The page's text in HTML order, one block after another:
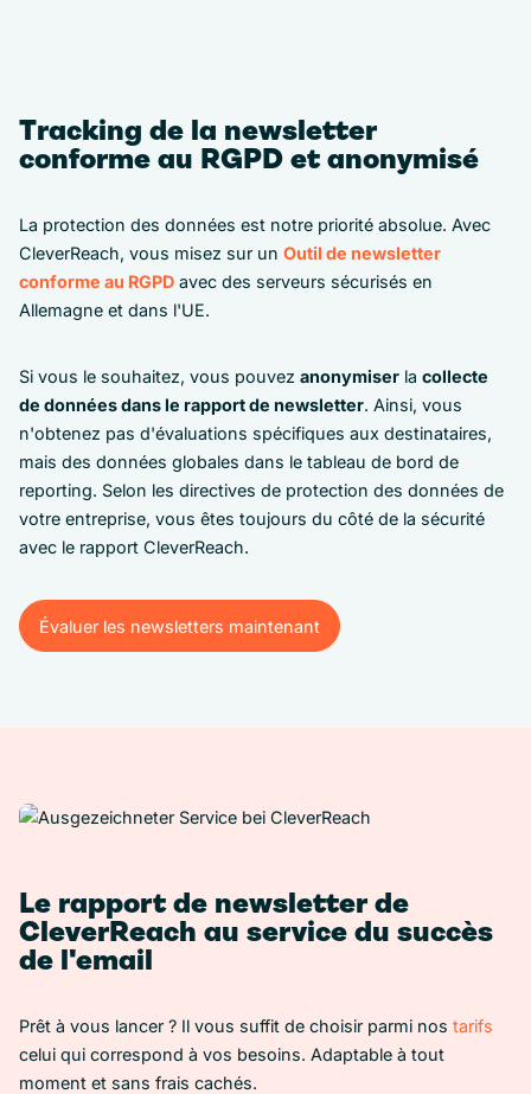
Tracking de la newsletter
conforme au RGPD et anonymisé
La protection des données est notre priorité absolue. Avec
CleverReach, vous misez sur un Outil de newsletter
conforme au RGPD avec des serveurs sécurisés en
Allemagne et dans l'UE.
Si vous le souhaitez, vous pouvez anonymiser la collecte
de données dans le rapport de newsletter. Ainsi, vous
n'obtenez pas d'évaluations spécifiques aux destinataires,
mais des données globales dans le tableau de bord de
reporting. Selon les directives de protection des données de
votre entreprise, vous êtes toujours du côté de la sécurité
avec le rapport CleverReach.
Évaluer les newsletters maintenant
Évaluer les newsletters maintenant
Le rapport de newsletter de
CleverReach au service du succès
de l'email
Prêt à vous lancer ? Il vous suffit de choisir parmi nos tarifs
celui qui correspond à vos besoins. Adaptable à tout
moment et sans frais cachés.